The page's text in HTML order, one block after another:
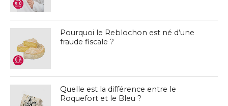
Pourquoi le Reblochon est né d’une
fraude fiscale ?
Quelle est la différence entre le
Roquefort et le Bleu ?